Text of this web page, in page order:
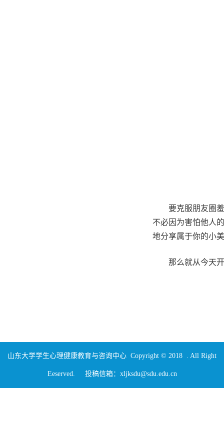
要克服朋友圈
不必因为害怕他人
地分享属于你的小
那么就从今天
山东大学学生心理健康教育与咨询中心 Copyright © 2018 . All Right
Eeserved. 投稿信箱：xljksdu@sdu.edu.cn